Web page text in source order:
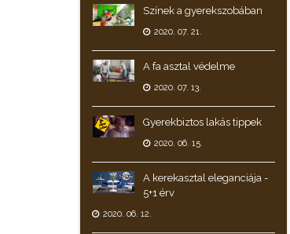
Színek a gyerekszobában
2020. 07. 21.
A fa asztal védelme
2020. 07. 13.
Gyerekbiztos lakás tippek
2020. 06. 15.
A kerekasztal eleganciája -
5+1 érv
2020. 06. 12.